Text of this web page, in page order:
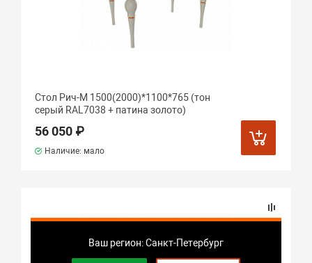
Ваш регион: Санкт-Петербург
Стол Рич-М 1500(2000)*1100*765 (тон
серый RAL7038 + патина золото)
56 050 ₽
Наличие: мало